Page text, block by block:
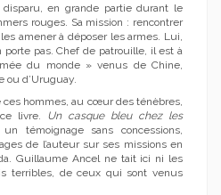
en grande partie durant le
rouges. Sa mission : rencontrer
amener à déposer les armes. Lui,
porte pas. Chef de patrouille, il est à
du monde » venus de Chine,
ou d’Uruguay.
ces hommes, au cœur des ténèbres,
livre. Un casque bleu chez les
témoignage sans concessions,
de l’auteur sur ses missions en
Guillaume Ancel ne tait ici ni les
terribles, de ceux qui sont venus